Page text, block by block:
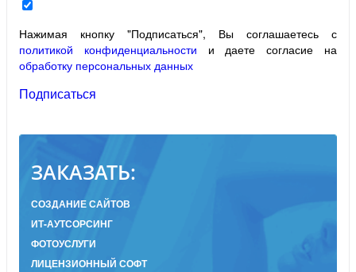
Нажимая кнопку "Подписаться", Вы соглашаетесь с
политикой конфиденциальности и даете согласие на
обработку персональных данных
Подписаться
ЗАКАЗАТЬ:
СОЗДАНИЕ САЙТОВ
ИТ-АУТСОРСИНГ
ФОТОУСЛУГИ
ЛИЦЕНЗИОННЫЙ СОФТ